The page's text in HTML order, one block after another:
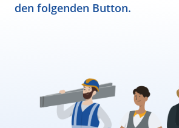
den folgenden Button.